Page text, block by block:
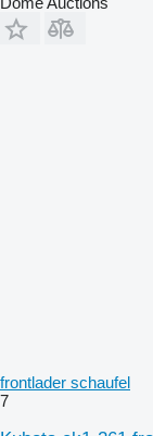
frontlader schaufel
7